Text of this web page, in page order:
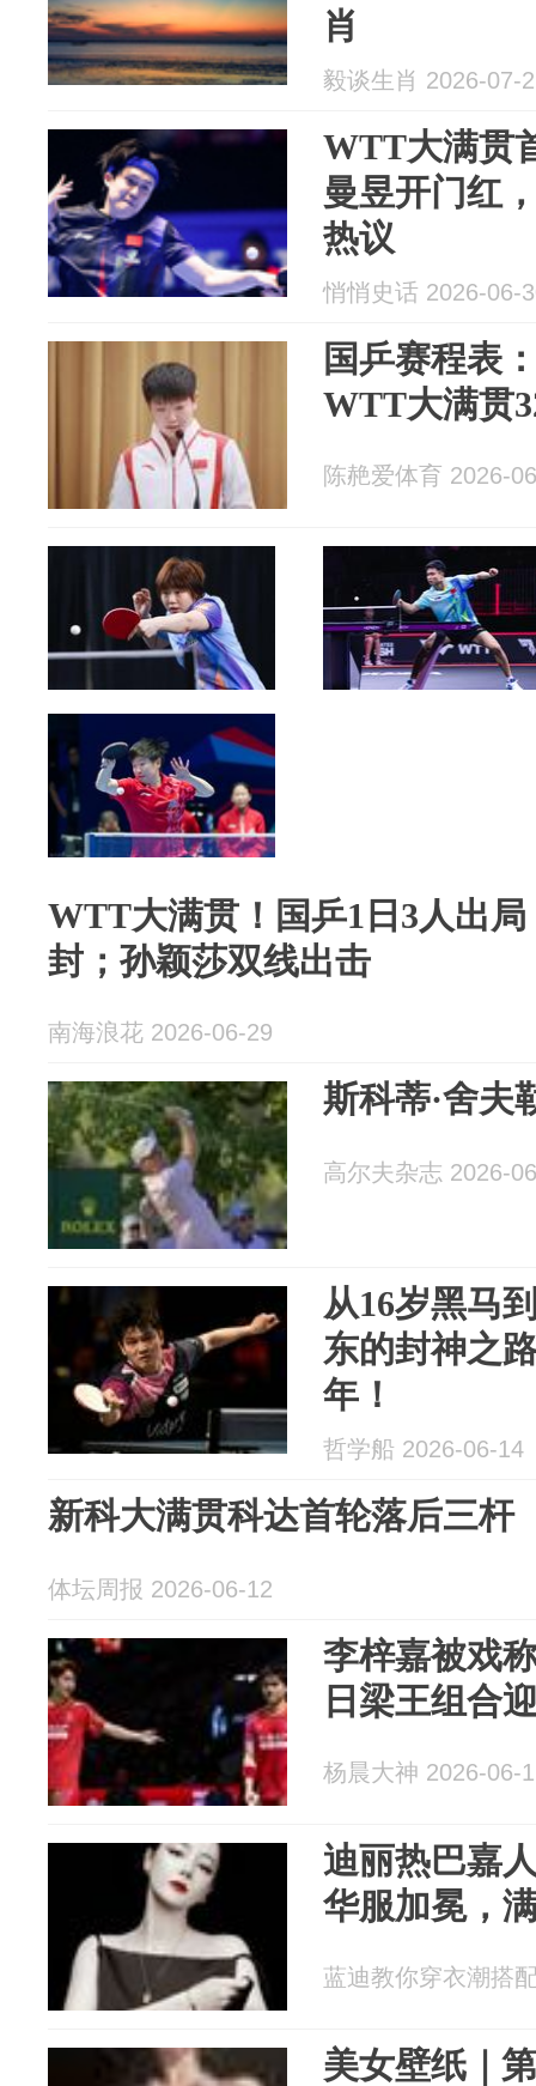
肖
毅谈生肖 2026-07-
WTT大满贯
曼昱开门红
热议
悄悄史话 2026-06-
国乒赛程表
WTT大满贯
陈赩爱体育 2026-
WTT大满贯！国乒1日3人出
封；孙颖莎双线出击
南海浪花 2026-06-29
斯科蒂·舍夫
高尔夫杂志 2026-
从16岁黑马
东的封神之
年！
哲学船 2026-06-14
新科大满贯科达首轮落后三杆
体坛周报 2026-06-12
李梓嘉被戏
日梁王组合
杨晨大神 2026-06-
迪丽热巴嘉
华服加冕，
蓝迪教你穿衣潮搭
美女壁纸｜